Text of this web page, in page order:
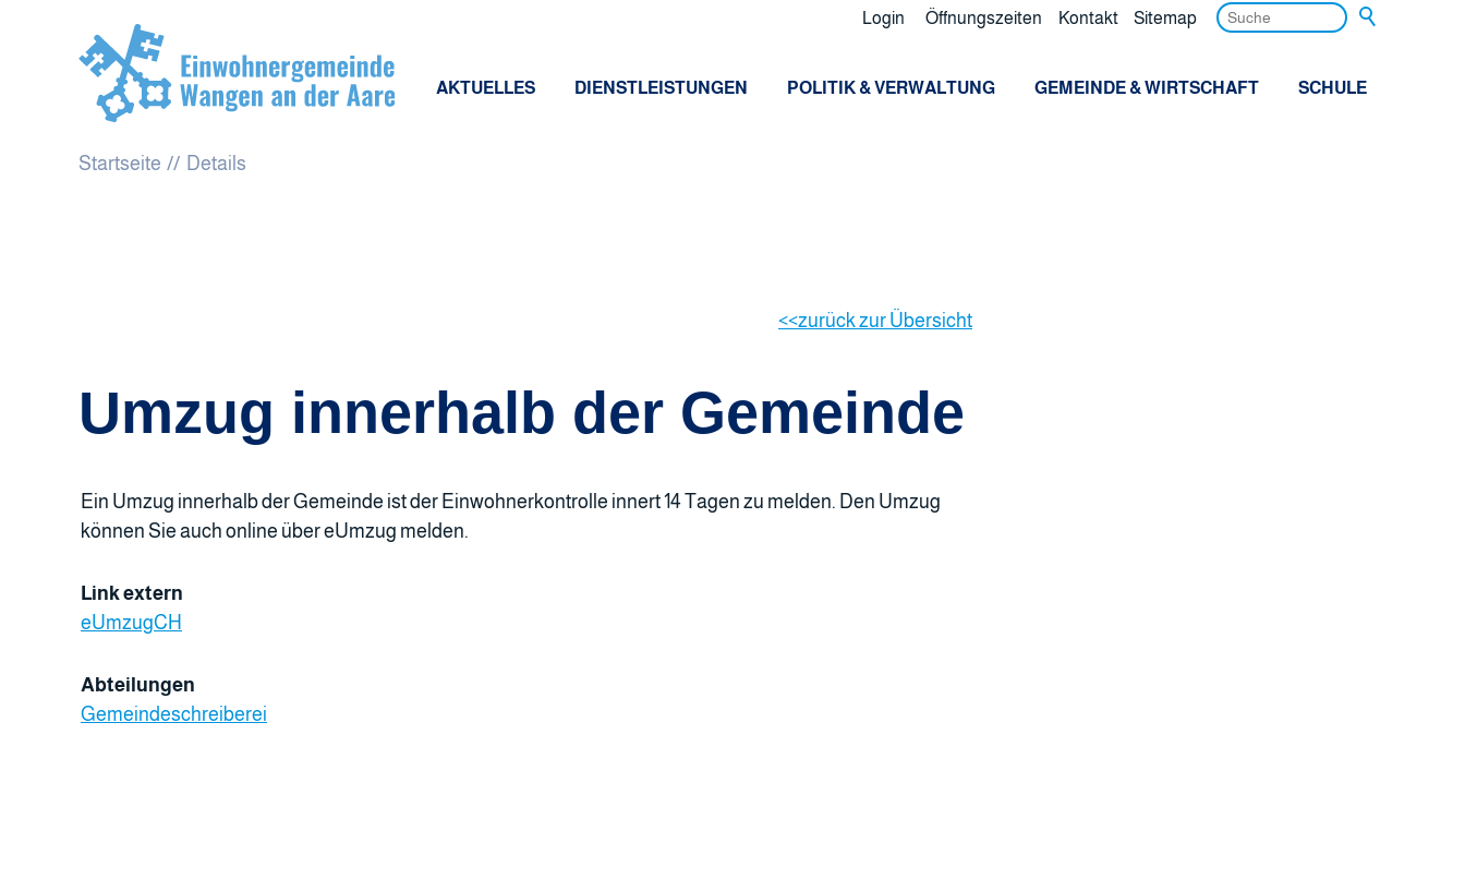
Öffnungszeiten Kontakt Sitemap
Login
AKTUELLES DIENSTLEISTUNGEN POLITIK & VERWALTUNG GEMEINDE & WIRTSCHAFT SCHULE
Startseite Details
zurück zur Übersicht
Umzug innerhalb der Gemeinde
Ein Umzug innerhalb der Gemeinde ist der Einwohnerkontrolle innert 14 Tagen zu melden. Den Umzug
können Sie auch online über eUmzug melden.
Link extern
eUmzugCH
Abteilungen
Gemeindeschreiberei